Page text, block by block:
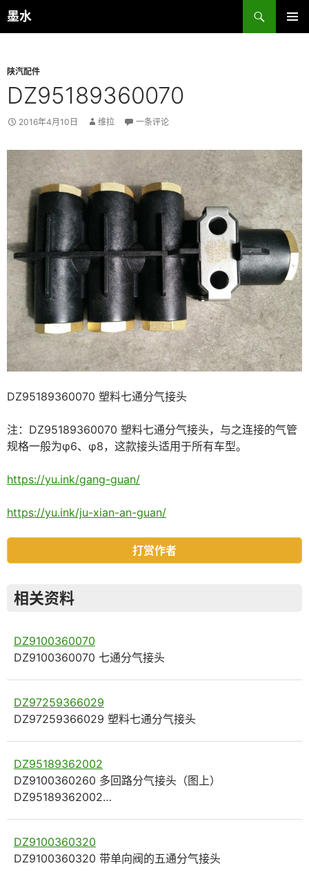
跳
至
墨水
搜
索
陕汽配件
DZ95189360070
2016年4月10日 维拉 一条评论
DZ95189360070 塑料七通分气接头
注：DZ95189360070 塑料七通分气接头，与之连接的气管
规格一般为φ6、φ8，这款接头适用于所有车型。
https://yu.ink/gang-guan/
https://yu.ink/ju-xian-an-guan/
打赏作者
相关资料
DZ9100360070
DZ9100360070 七通分气接头
DZ97259366029
DZ97259366029 塑料七通分气接头
DZ95189362002
DZ9100360260 多回路分气接头（图上）
DZ95189362002…
DZ9100360320
DZ9100360320 带单向阀的五通分气接头